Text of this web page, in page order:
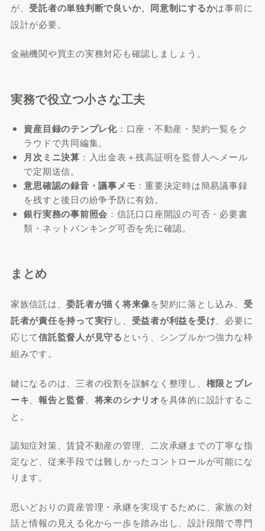
が、 受託者の単独判断で良いか、同意制にするかは事前に
設計が必要。
金融機関や買主の実務対応も確認しましょう。
実務で役立つ小さな工夫
資産目録のテンプレ化：口座・不動産・契約一覧をク
ラウドで共同編集。
月次ミニ決算 ：入出金表＋残高証明を監督人へメール
で定期送信。
意思確認の録音・議事メモ ：重要決定時は簡易議事録
を残すと後日の紛争予防に有効。
銀行実務の事前照会 ：信託口口座開設の可否・必要書
類・ネットバンキング可否を先に確認。
まとめ
家族信託は、委託者が描く将来像を契約に落とし込み、 受
託者が責任を持って実行し、 受益者が利益を受け、必要に
応じて信託監督人が見守るという、シンプルかつ強力な枠
組みです。
鍵になるのは、三者の役割を誤解なく整理し、 権限とブレ
ーキ 、報告と監督 将来のシナリオを具体的に設計するこ
と。
認知症対策、賃貸不動産の管理、二次承継までの丁寧な指
定など、従来手段では難しかったコントロールが可能にな
ります。
思いどおりの資産管理・承継を実現するために、家族の対
話と情報の見える化から一歩を踏み出し、設計段階で専門